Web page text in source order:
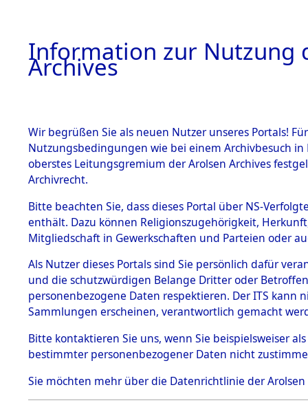
BESTÄNDE
1.
mente
5. Verschiedenes
5.3
Todesmärsche
5.3.1 Alliierte
Erhebungen
zu
Todesmärsch
en
5.3.2
von
Toter aus
Ort ihrer
0002
Information zur Nutzung
Archives
Wir begrüßen Sie als neuen Nutzer unseres Portals!
Nutzungsbedingungen wie bei einem Archivbesuch
oberstes Leitungsgremium der Arolsen Archives
Archivrecht.
Bitte beachten Sie, dass dieses Portal über NS-
enthält. Dazu können Religionszugehörigkeit,
Mitgliedschaft in Gewerkschaften und Parteien oder
Als Nutzer dieses Portals sind Sie persönlich dafür
und die schutzwürdigen Belange Dritter oder
personenbezogene Daten respektieren. Der ITS
Sammlungen erscheinen, verantwortlich gemacht
Bitte kontaktieren Sie uns, wenn Sie beispielsweiser
bestimmter personenbezogener Daten nicht
Sie möchten mehr über die Datenrichtlinie der Arolsen